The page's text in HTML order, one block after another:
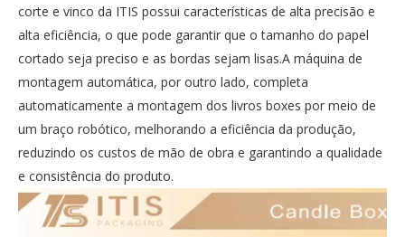
corte e vinco da ITIS possui características de alta precisão e
alta eficiência, o que pode garantir que o tamanho do papel
cortado seja preciso e as bordas sejam lisas.A máquina de
montagem automática, por outro lado, completa
automaticamente a montagem dos livros boxes por meio de
um braço robótico, melhorando a eficiência da produção,
reduzindo os custos de mão de obra e garantindo a qualidade
e consistência do produto.